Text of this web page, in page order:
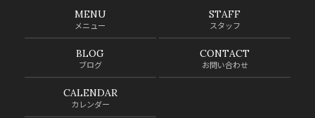
MENU
メニュー
STAFF
スタッフ
BLOG
ブログ
CONTACT
お問い合わせ
CALENDAR
カレンダー